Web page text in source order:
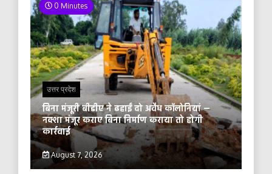
0 Minutes
उत्तर प्रदेश
बिना मंजूरी बीडीए ने ढहाईं दो अवैध कॉलोनियां —
नक्शा मंजूर कराए बिना निर्माण कराया तो होगी
कार्रवाई
August 7, 2026